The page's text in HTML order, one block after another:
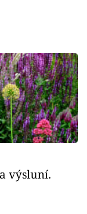
výsluní.